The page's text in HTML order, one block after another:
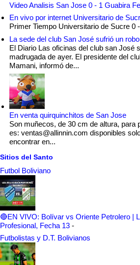
Video Analisis San Jose 0 - 1 Guabira
En vivo por internet Universitario de
Primer Tiempo Universitario de Sucre 0
La sede del club San José sufrió un
El Diario Las oficinas del club san José
madrugada de ayer. El presidente del
Mamani, informó de...
En venta quirquinchitos de San Jose
Son muñecos, de 30 cm de altura, para
es: ventas@allinnin.com disponibles
encontrar en...
Sitios del Santo
Futbol Boliviano
🔴EN VIVO: Bolívar vs Oriente Petrolero |
Profesional, Fecha 13 -
Futbolistas y D.T. Bolivianos